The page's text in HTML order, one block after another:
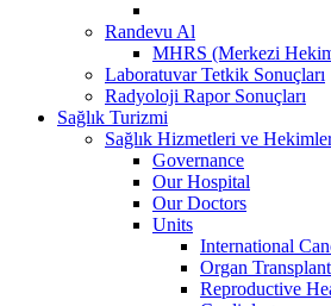
Randevu Al
MHRS (Merkezi
Laboratuvar Tetkik Sonuçları
Radyoloji Rapor Sonuçları
Sağlık Turizmi
Sağlık Hizmetleri ve
Governance
Our Hospital
Our Doctors
Units
International
Organ
Reproductive